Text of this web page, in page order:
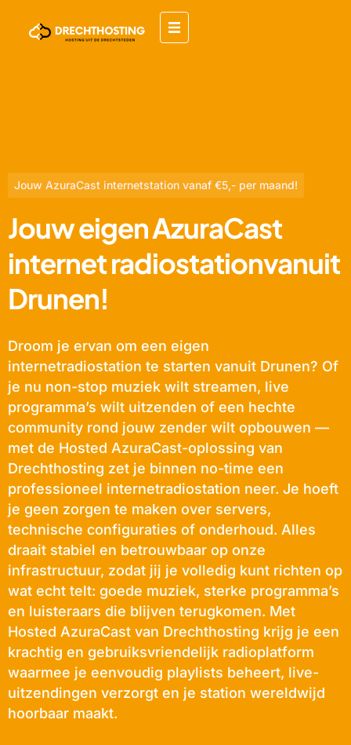
Jouw AzuraCast internetstation vanaf €5,- per maand!
Jouw eigen AzuraCast
internet radiostationvanuit
Drunen!
Droom je ervan om een eigen
internetradiostation te starten vanuit Drunen? Of
je nu non-stop muziek wilt streamen, live
programma’s wilt uitzenden of een hechte
community rond jouw zender wilt opbouwen —
met de Hosted AzuraCast-oplossing van
Drechthosting zet je binnen no-time een
professioneel internetradiostation neer. Je hoeft
je geen zorgen te maken over servers,
technische configuraties of onderhoud. Alles
draait stabiel en betrouwbaar op onze
infrastructuur, zodat jij je volledig kunt richten op
wat echt telt: goede muziek, sterke programma’s
en luisteraars die blijven terugkomen. Met
Hosted AzuraCast van Drechthosting krijg je een
krachtig en gebruiksvriendelijk radioplatform
waarmee je eenvoudig playlists beheert, live-
uitzendingen verzorgt en je station wereldwijd
hoorbaar maakt.